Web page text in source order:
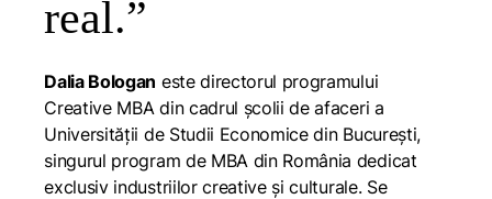
real.”
Dalia Bologan este directorul programului
Creative MBA din cadrul școlii de afaceri a
Universității de Studii Economice din București,
singurul program de MBA din România dedicat
exclusiv industriilor creative și culturale. Se